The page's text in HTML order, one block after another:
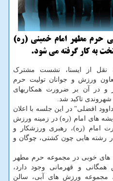
حرم مطهر امام خمینی (ره)
به کار گرفته می شود.
نقل از ایسنا، نشست مشترک
ورزش و جوانان تولیت حرم
و در آن بر ضرورت همکاریهای
تاکید شد.
افضلی" در این جلسه با اعلان
های امام (ره) در زمینه ورزش
امام (ره)، رهبری ورزشکار و
رشته هایی چون کشتی، چوگان و
های خوبی در مجموعه حرم مطهر
و قهرمانی وجود دارد،
مجموعه ورزش های آبی، سالن